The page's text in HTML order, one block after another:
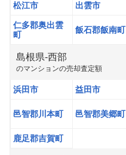
松江市 出雲市
仁多郡奥出雲
町
飯石郡飯南町
島根県-西部
のマンションの売却査定額
浜田市 益田市
邑智郡川本町 邑智郡美郷町
鹿足郡吉賀町